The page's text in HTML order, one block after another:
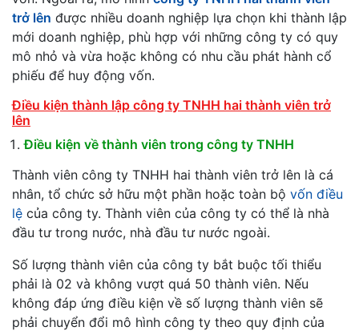
trở lên được nhiều doanh nghiệp lựa chọn khi thành lập
mới doanh nghiệp, phù hợp với những công ty có quy
mô nhỏ và vừa hoặc không có nhu cầu phát hành cổ
phiếu để huy động vốn.
Điều kiện thành lập công ty TNHH hai thành viên trở
lên
Điều kiện về thành viên trong công ty TNHH
Thành viên công ty TNHH hai thành viên trở lên là cá
nhân, tổ chức sở hữu một phần hoặc toàn bộ vốn điều
lệ của công ty. Thành viên của công ty có thể là nhà
đầu tư trong nước, nhà đầu tư nước ngoài.
Số lượng thành viên của công ty bắt buộc tối thiểu
phải là 02 và không vượt quá 50 thành viên. Nếu
không đáp ứng điều kiện về số lượng thành viên sẽ
phải chuyển đổi mô hình công ty theo quy định của